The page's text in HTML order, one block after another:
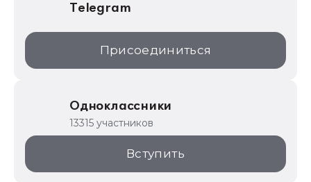
Telegram
Присоединиться
Одноклассники
13315 участников
Вступить